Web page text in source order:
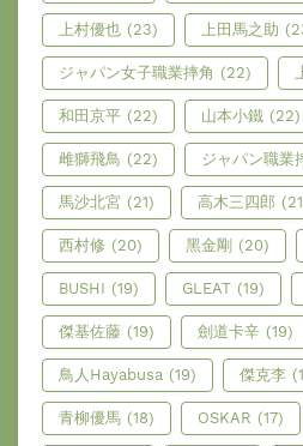
上村優也 (23) 上田馬之助
ジャパン女子職業摔角 (22)
和田京平 (22) 山本小鐵 (22)
雌獅飛鳥 (22) ジャパン職業
馬沙北宮 (21) 高木三四郎
西村修 (20) 黑金剛 (20)
BUSHI (19) GLEAT (19)
傑基佐藤 (19) 劍道卡辛 (19)
鳥人Hayabusa (19) 傑克李
青柳優馬 (18) OSKAR (17)